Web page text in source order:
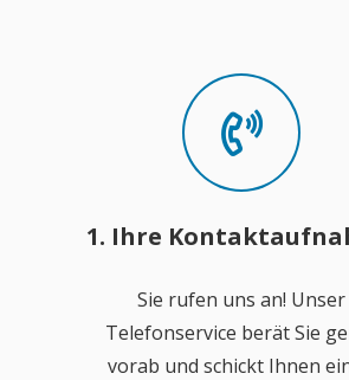
1. Ihre
Sie rufen uns an! Unser
Telefonservice berät Sie
vorab und schickt Ihnen